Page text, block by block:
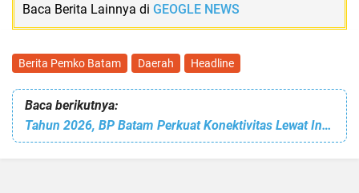
Baca Berita Lainnya di GEOGLE NEWS
Berita Pemko Batam Daerah Headline
Baca berikutnya:
Tahun 2026, BP Batam Perkuat Konektivitas Lewat Infrastruktur Jalan